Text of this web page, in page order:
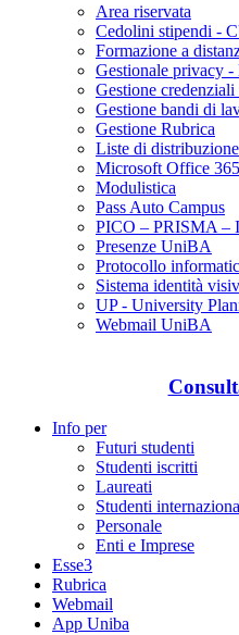
Area riservata
Cedolini stipendi -
Formazione a
Gestionale privacy
Gestione
Gestione bandi di
Gestione Rubrica
Liste di distribuzione
Microsoft Office 365
Modulistica
Pass Auto Campus
PICO – PRISMA
Presenze UniBA
Protocollo
Sistema identità
UP - University
Webmail UniBA
Info per
Futuri studenti
Studenti iscritti
Laureati
Studenti
Personale
Enti e Imprese
Esse3
Rubrica
Webmail
App Uniba